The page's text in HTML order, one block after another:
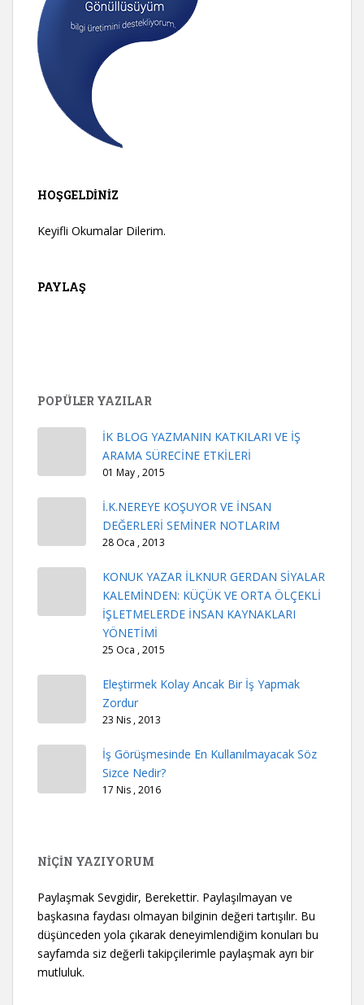
HOŞGELDINIZ
Keyifli Okumalar Dilerim.
PAYLAŞ
POPÜLER YAZILAR
İK BLOG YAZMANIN KATKILARI VE İŞ
ARAMA SÜRECİNE ETKİLERİ
01 May , 2015
İ.K.NEREYE KOŞUYOR VE İNSAN
DEĞERLERİ SEMİNER NOTLARIM
28 Oca , 2013
KONUK YAZAR İLKNUR GERDAN SİYALAR
KALEMİNDEN: KÜÇÜK VE ORTA ÖLÇEKLİ
İŞLETMELERDE İNSAN KAYNAKLARI
YÖNETİMİ
25 Oca , 2015
Eleştirmek Kolay Ancak Bir İş Yapmak
Zordur
23 Nis , 2013
İş Görüşmesinde En Kullanılmayacak Söz
Sizce Nedir?
17 Nis , 2016
NİÇİN YAZIYORUM
Paylaşmak Sevgidir, Berekettir. Paylaşılmayan ve
başkasına faydası olmayan bilginin değeri tartışılır. Bu
düşünceden yola çıkarak deneyimlendiğim konuları bu
sayfamda siz değerli takipçilerimle paylaşmak ayrı bir
mutluluk.